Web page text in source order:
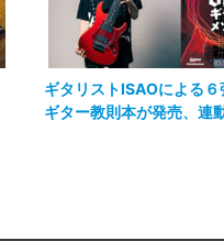
ギタリストISAOによる６
ギター教則本が発売、連